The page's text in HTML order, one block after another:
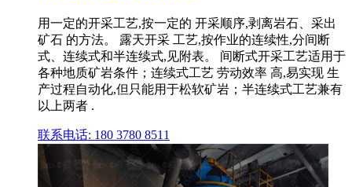
用一定的开采工艺,按一定的 开采顺序,剥离岩石、采出
矿石 的方法。 露天开采 工艺,按作业的连续性,分间断
式、连续式和半连续式,见附表。 间断式开采工艺适用于
各种地质矿岩条件；连续式工艺 劳动效率 高,易实现 生
产过程自动化,但只能用于松软矿岩；半连续式工艺兼有
以上两者 .
联系电话: 180 3780 8511